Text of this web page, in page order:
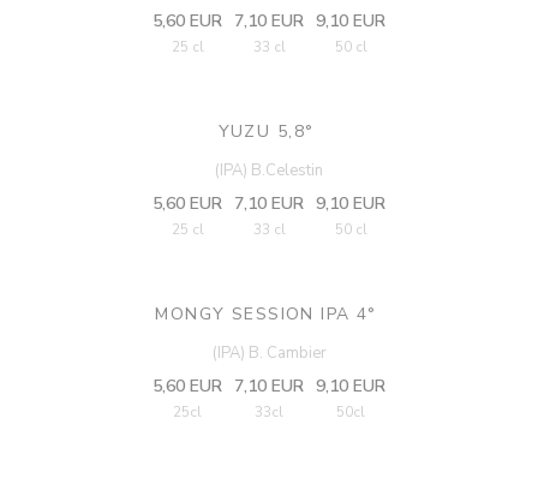
5,60 EUR
25 cl
7,10 EUR
33 cl
9,10 EUR
50 cl
YUZU 5,8°
(IPA) B.Celestin
5,60 EUR
25 cl
7,10 EUR
33 cl
9,10 EUR
50 cl
MONGY SESSION IPA 4°
(IPA) B. Cambier
5,60 EUR
25cl
7,10 EUR
33cl
9,10 EUR
50cl